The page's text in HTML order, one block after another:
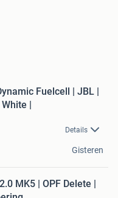
Fuelcell | JBL |
|
Details
Gisteren
MK5 | OPF Delete |